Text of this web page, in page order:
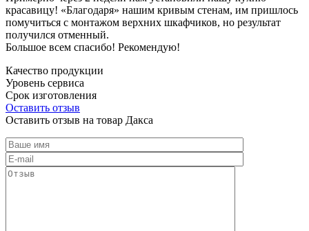
красавицу! «Благодаря» нашим кривым стенам, им пришлось
помучиться с монтажом верхних шкафчиков, но результат
получился отменный.
Большое всем спасибо! Рекомендую!
Качество продукции
Уровень сервиса
Срок изготовления
Оставить отзыв
Оставить отзыв на товар Дакса